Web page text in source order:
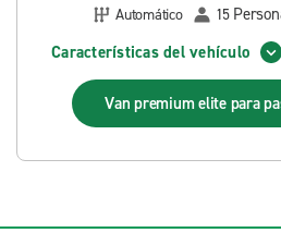
Automático
15
Características del vehículo
Van premium elite para